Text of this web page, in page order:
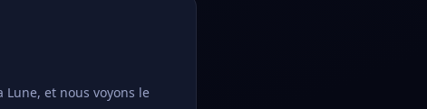
et nous voyons le